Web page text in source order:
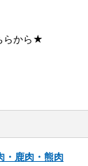
らから★
・鹿肉・熊肉